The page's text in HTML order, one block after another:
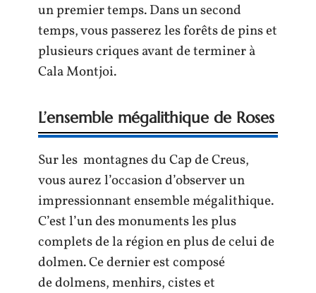
un premier temps. Dans un second
temps, vous passerez les forêts de pins et
plusieurs criques avant de terminer à
Cala Montjoi.
L’ensemble mégalithique de Roses
Sur les montagnes du Cap de Creus,
vous aurez l’occasion d’observer un
impressionnant ensemble mégalithique.
C’est l’un des monuments les plus
complets de la région en plus de celui de
dolmen. Ce dernier est composé
de dolmens, menhirs, cistes et